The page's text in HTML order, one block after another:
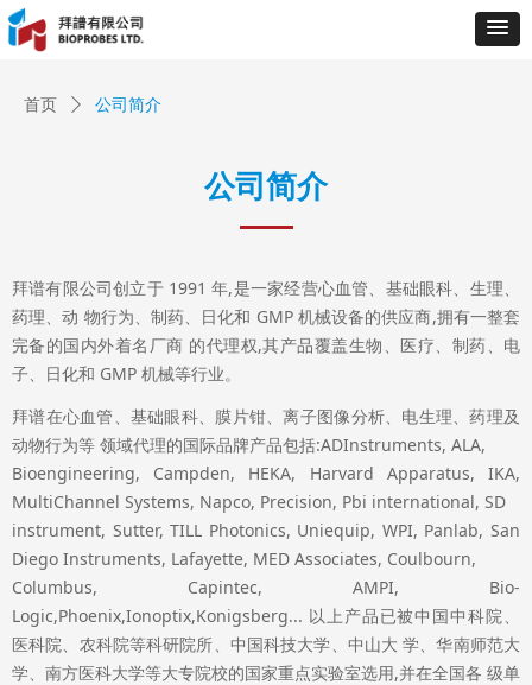
首页 ꄲ 公司简介
公司简介
拜谱有限公司创立于 1991 年,是一家经营心血管、基础眼科、生理、
药理、动 物行为、制药、日化和 GMP 机械设备的供应商,拥有一整套
完备的国内外着名厂商 的代理权,其产品覆盖生物、医疗、制药、电
子、日化和 GMP 机械等行业。
拜谱在心血管、基础眼科、膜片钳、离子图像分析、电生理、药理及
动物行为等 领域代理的国际品牌产品包括:ADInstruments, ALA,
Bioengineering, Campden, HEKA, Harvard Apparatus, IKA,
MultiChannel Systems, Napco, Precision, Pbi international, SD
instrument, Sutter, TILL Photonics, Uniequip, WPI, Panlab, San
Diego Instruments, Lafayette, MED Associates, Coulbourn,
Columbus, Capintec, AMPI, Bio-
Logic,Phoenix,Ionoptix,Konigsberg... 以上产品已被中国中科院、
医科院、农科院等科研院所、中国科技大学、中山大 学、华南师范大
学、南方医科大学等大专院校的国家重点实验室选用,并在全国各 级单